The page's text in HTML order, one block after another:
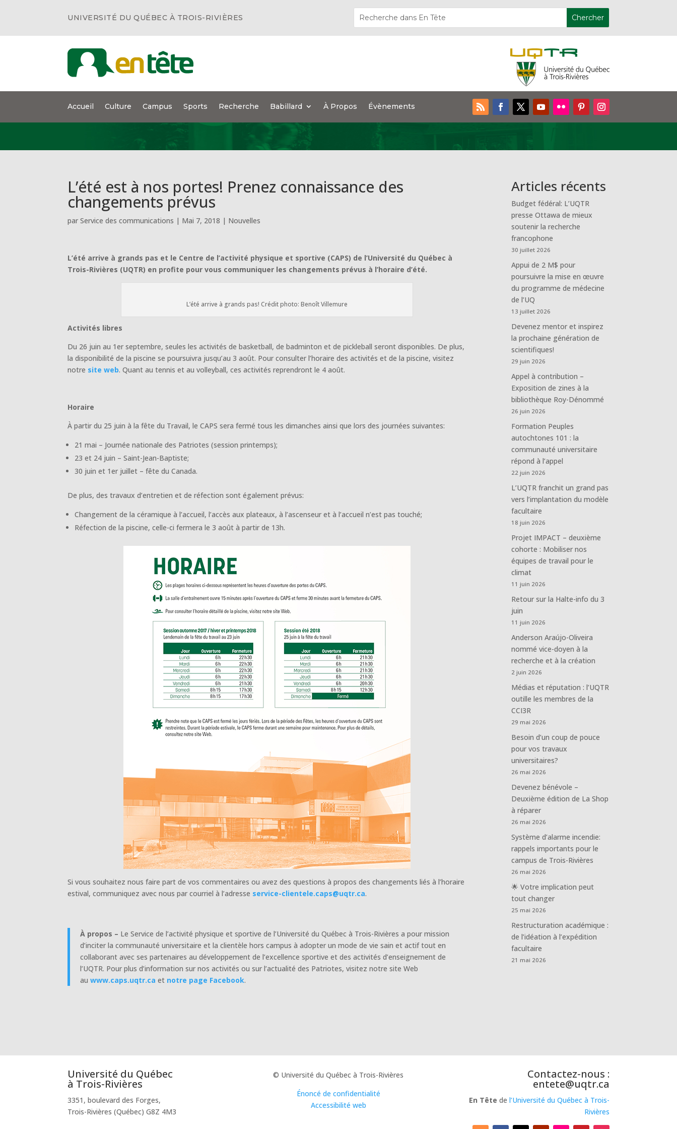
UNIVERSITÉ DU QUÉBEC À TROIS-RIVIÈRES
Accueil Culture Campus Sports Recherche Babillard À Propos Évènements
L’été est à nos portes! Prenez connaissance des
changements prévus
parService des communications | Mai 7, 2018 | Nouvelles
L’été arrive à grands pas et le Centre de l’activité physique et sportive (CAPS) de l’Université du Québec à
Trois-Rivières (UQTR) en profite pour vous communiquer les changements prévus à l’horaire d’été.
L’été arrive à grands pas! Crédit photo: Benoît Villemure
Activités libres
Du 26 juin au 1er septembre, seules les activités de basketball, de badminton et de pickleball seront disponibles. De plus,
la disponibilité de la piscine se poursuivra jusqu’au 3 août. Pour consulter l’horaire des activités et de la piscine, visitez
notre site web. Quant au tennis et au volleyball, ces activités reprendront le 4 août.
Horaire
À partir du 25 juin à la fête du Travail, le CAPS sera fermé tous les dimanches ainsi que lors des journées suivantes:
21 mai – Journée nationale des Patriotes (session printemps);
23 et 24 juin – Saint-Jean-Baptiste;
30 juin et 1er juillet – fête du Canada.
De plus, des travaux d’entretien et de réfection sont également prévus:
Changement de la céramique à l’accueil, l’accès aux plateaux, à l’ascenseur et à l’accueil n’est pas touché;
Réfection de la piscine, celle-ci fermera le 3 août à partir de 13h.
Si vous souhaitez nous faire part de vos commentaires ou avez des questions à propos des changements liés à l’horaire
estival, communiquez avec nous par courriel à l’adresse service-clientele.caps@uqtr.ca.
À propos – Le Service de l’activité physique et sportive de l’Université du Québec à Trois-Rivières a pour mission
d’inciter la communauté universitaire et la clientèle hors campus à adopter un mode de vie sain et actif tout en
collaborant avec ses partenaires au développement de l’excellence sportive et des activités d’enseignement de
l’UQTR. Pour plus d’information sur nos activités ou sur l’actualité des Patriotes, visitez notre site Web
auwww.caps.uqtr.ca et notre page Facebook.
Articles récents
Budget fédéral: L’UQTR
presse Ottawa de mieux
soutenir la recherche
francophone
30 juillet 2026
Appui de 2 M$ pour
poursuivre la mise en œuvre
du programme de médecine
de l’UQ
13 juillet 2026
Devenez mentor et inspirez
la prochaine génération de
scientifiques!
29 juin 2026
Appel à contribution –
Exposition de zines à la
bibliothèque Roy-Dénommé
26 juin 2026
Formation Peuples
autochtones 101 : la
communauté universitaire
répond à l’appel
22 juin 2026
L’UQTR franchit un grand pas
vers l’implantation du modèle
facultaire
18 juin 2026
Projet IMPACT – deuxième
cohorte : Mobiliser nos
équipes de travail pour le
climat
11 juin 2026
Retour sur la Halte-info du 3
juin
11 juin 2026
Anderson Araújo-Oliveira
nommé vice-doyen à la
recherche et à la création
2 juin 2026
Médias et réputation : l’UQTR
outille les membres de la
CCI3R
29 mai 2026
Besoin d’un coup de pouce
pour vos travaux
universitaires?
26 mai 2026
Devenez bénévole –
Deuxième édition de La Shop
à réparer
26 mai 2026
Système d’alarme incendie:
rappels importants pour le
campus de Trois-Rivières
26 mai 2026
🌟 Votre implication peut
tout changer
25 mai 2026
Restructuration académique :
de l’idéation à l’expédition
facultaire
21 mai 2026
Université du Québec
à Trois-Rivières
3351, boulevard des Forges,
Trois-Rivières (Québec) G8Z 4M3
© Université du Québec à Trois-Rivières
Énoncé de confidentialité
Accessibilité web
Contactez-nous :
entete@uqtr.ca
En Tête de l’Université du Québec à Trois-
Rivières